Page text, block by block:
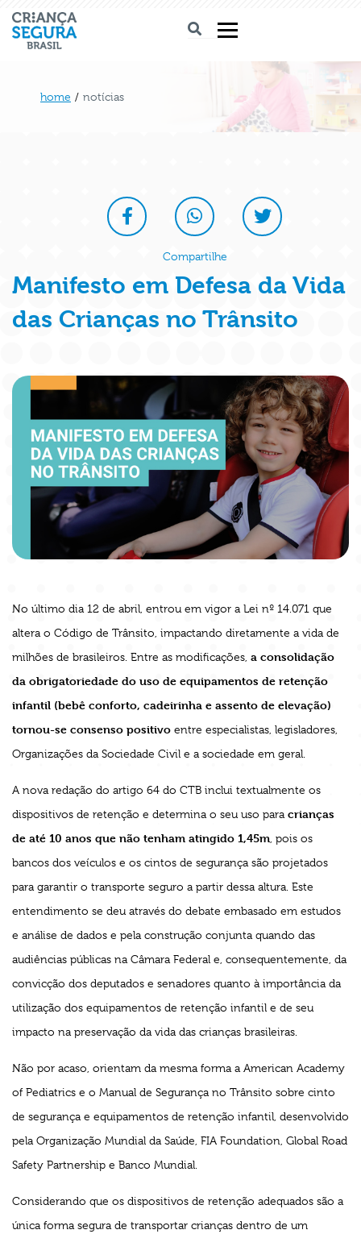
home / notícias
Compartilhe
Manifesto em Defesa da Vida
das Crianças no Trânsito
No último dia 12 de abril, entrou em vigor a Lei nº 14.071 que
altera o Código de Trânsito, impactando diretamente a vida de
milhões de brasileiros. Entre as modificações, a consolidação
da obrigatoriedade do uso de equipamentos de retenção
infantil (bebê conforto, cadeirinha e assento de elevação)
tornou-se consenso positivo entre especialistas, legisladores,
Organizações da Sociedade Civil e a sociedade em geral.
A nova redação do artigo 64 do CTB inclui textualmente os
dispositivos de retenção e determina o seu uso para crianças
de até 10 anos que não tenham atingido 1,45m , pois os
bancos dos veículos e os cintos de segurança são projetados
para garantir o transporte seguro a partir dessa altura. Este
entendimento se deu através do debate embasado em estudos
e análise de dados e pela construção conjunta quando das
audiências públicas na Câmara Federal e, consequentemente, da
convicção dos deputados e senadores quanto à importância da
utilização dos equipamentos de retenção infantil e de seu
impacto na preservação da vida das crianças brasileiras.
Não por acaso, orientam da mesma forma a American Academy
of Pediatrics e o Manual de Segurança no Trânsito sobre cinto
de segurança e equipamentos de retenção infantil, desenvolvido
pela Organização Mundial da Saúde, FIA Foundation, Global Road
Safety Partnership e Banco Mundial.
Considerando que os dispositivos de retenção adequados são a
única forma segura de transportar crianças dentro de um